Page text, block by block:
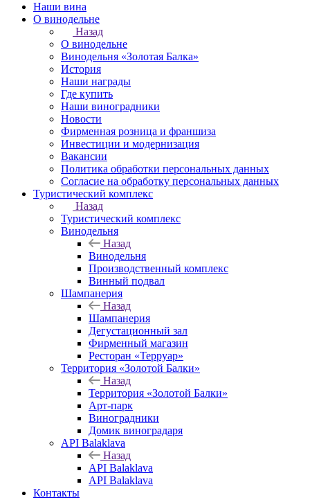
Наши вина
О винодельне
Назад
О винодельне
Винодельня «Золотая Балка»
История
Наши награды
Где купить
Наши виноградники
Новости
Фирменная розница и франшиза
Инвестиции и модернизация
Вакансии
Политика обработки персональных данных
Согласие на обработку персональных данных
Туристический комплекс
Назад
Туристический комплекс
Винодельня
Назад
Винодельня
Производственный комплекс
Винный подвал
Шампанерия
Назад
Шампанерия
Дегустационный зал
Фирменный магазин
Ресторан «Терруар»
Территория «Золотой Балки»
Назад
Территория «Золотой Балки»
Арт-парк
Виноградники
Домик виноградаря
API Balaklava
Назад
API Balaklava
API Balaklava
Контакты